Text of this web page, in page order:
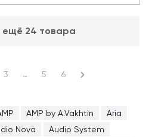
ещё 24 товара
3 … 5 6
AMP by A.Vakhtin
Aria
Nova
Audio System